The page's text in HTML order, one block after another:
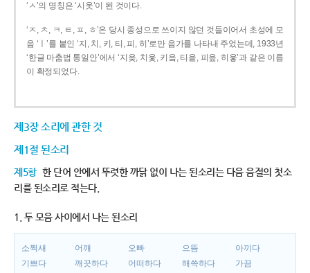
‘ㅅ’의 명칭은 ‘시옷’이 된 것이다.
‘ㅈ, ㅊ, ㅋ, ㅌ, ㅍ, ㅎ’은 당시 종성으로 쓰이지 않던 것들이어서 초성에 모
음 ‘ㅣ’를 붙인 ‘지, 치, 키, 티, 피, 히’로만 음가를 나타내 주었는데, 1933년
‘한글 마춤법 통일안’에서 ‘지읒, 치읓, 키읔, 티읕, 피읖, 히읗’과 같은 이름
이 확정되었다.
제3장 소리에 관한 것
제1절 된소리
제5항 한 단어 안에서 뚜렷한 까닭 없이 나는 된소리는 다음 음절의 첫소
리를 된소리로 적는다.
1. 두 모음 사이에서 나는 된소리
소쩍새 어깨 오빠 으뜸
아끼다
기쁘다
깨끗하다 어떠하다 해쓱하다
가끔